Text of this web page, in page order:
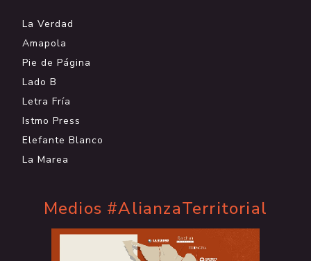
La Verdad
Amapola
Pie de Página
Lado B
Letra Fría
Istmo Press
Elefante Blanco
La Marea
Medios #AlianzaTerritorial